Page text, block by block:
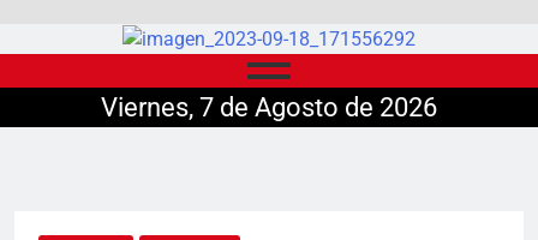
Viernes, 7 de Agosto de 2026